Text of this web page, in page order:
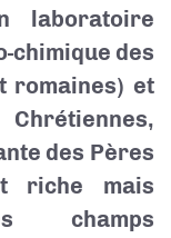
laboratoire
chimique des
romaines) et
des Pères
riche mais
champs